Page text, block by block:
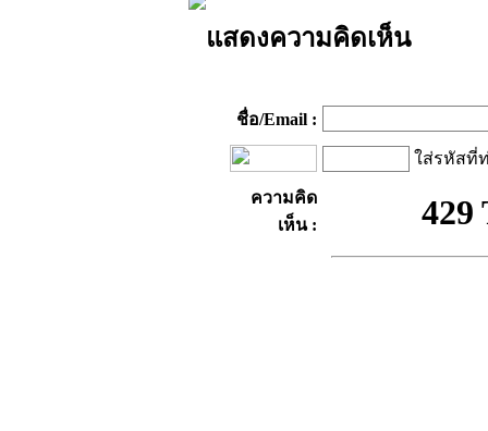
แสดงความคิดเห็น
ชื่อ/Email :
ใส่รหัสที่
ความคิด
เห็น :